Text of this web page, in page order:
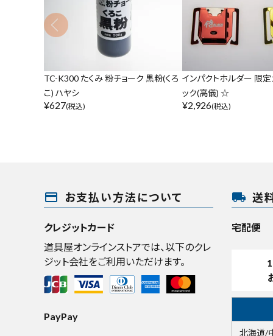
TC-K300 たくみ 粉チョーク 黒粉(くろ
こ) ハヤシ
¥627(税込)
インパクトホルダー 限
ック(高儀) ☆
¥2,926(税込)
payment お支払い方法について
クレジットカード
道具屋オンラインストアでは、以下のクレ
ジット会社をご利用いただけます。
PayPay
local_shipping 送
宅配便
北海道/